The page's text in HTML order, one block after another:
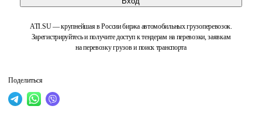
ATI.SU — крупнейшая в России биржа автомобильных грузоперевозок.
Зарегистрируйтесь и получите доступ к тендерам на перевозки, заявкам
на перевозку грузов и поиск транспорта
Поделиться